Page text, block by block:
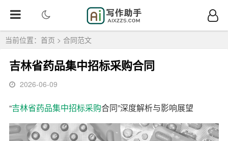
当前位置： 首页 > 合同范文
吉林省药品集中招标采购合同
2026-06-09
“吉林省药品集中招标采购合同”深度解析与影响展望